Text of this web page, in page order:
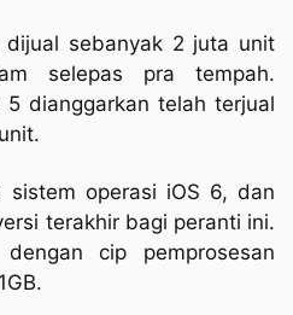
sebanyak 2 juta unit
selepas pra tempah.
dianggarkan telah terjual
sistem operasi iOS 6, dan
terakhir bagi peranti ini.
cip pemprosesan